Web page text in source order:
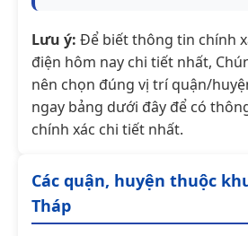
Lưu ý: Để biết thông tin chính
điện hôm nay chi tiết nhất,
nên chọn đúng vị trí quận/
ngay bảng dưới đây để có
chính xác chi tiết nhất.
Các quận, huyện thuộc
Tháp